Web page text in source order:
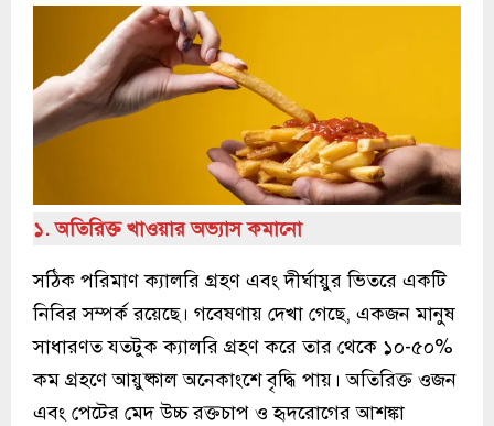
১. অতিরিক্ত খাওয়ার অভ্যাস কমানো
সঠিক পরিমাণ ক্যালরি গ্রহণ এবং দীর্ঘায়ুর ভিতরে একটি
নিবির সম্পর্ক রয়েছে। গবেষণায় দেখা গেছে, একজন মানুষ
সাধারণত যতটুক ক্যালরি গ্রহণ করে তার থেকে ১০-৫০%
কম গ্রহণে আয়ুষ্কাল অনেকাংশে বৃদ্ধি পায়। অতিরিক্ত ওজন
এবং পেটের মেদ উচ্চ রক্তচাপ ও হৃদরোগের আশঙ্কা